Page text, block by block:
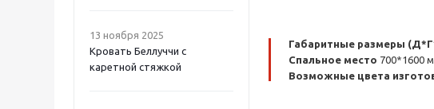
13 ноября 2025
Кровать Беллуччи с
каретной стяжкой
Габаритные размеры
Спальное место 700*1600
Возможные цвета